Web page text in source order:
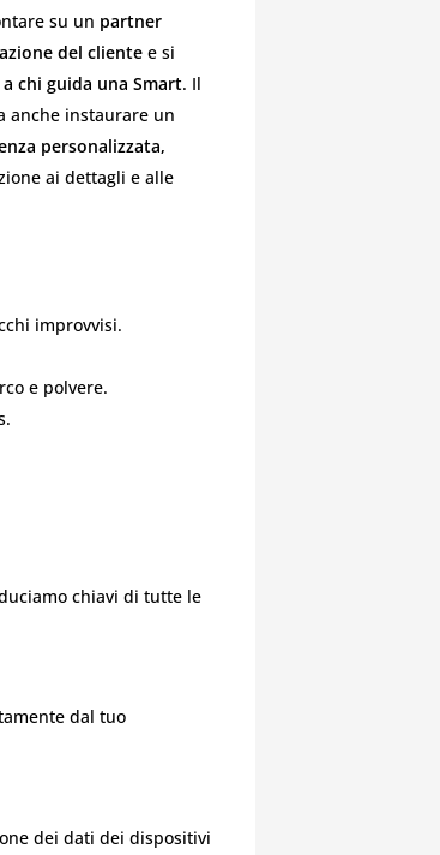
su un partner
del cliente e si
chi guida una Smart. Il
anche instaurare un
personalizzata,
ai dettagli e alle
improvvisi.
e polvere.
chiavi di tutte le
dal tuo
dei dati dei dispositivi